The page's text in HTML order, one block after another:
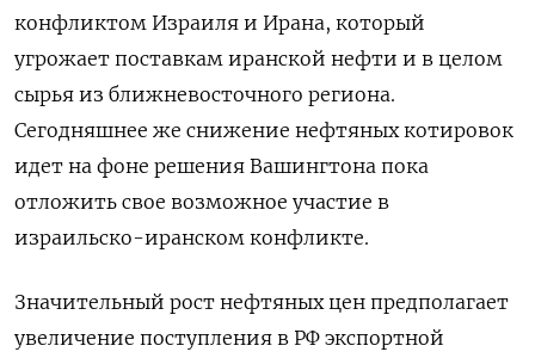
конфликтом Израиля и Ирана, который
угрожает поставкам иранской нефти и в целом
сырья из ближневосточного региона.
Сегодняшнее же снижение нефтяных котировок
идет на фоне решения Вашингтона пока
отложить свое возможное участие в
израильско-иранском конфликте.
Значительный рост нефтяных цен предполагает
увеличение поступления в РФ экспортной